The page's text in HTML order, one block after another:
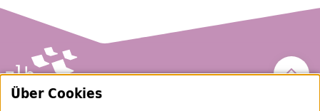
Zentral- und Landesbibliothek Berlin
Über Cookies